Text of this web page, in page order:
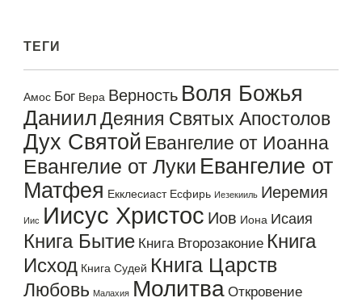
ТЕГИ
Амос Бог Вера Верность Воля Божья
ДаниилДеяния Святых Апостолов
Дух Святой Евангелие от Иоанна
Евангелие от Луки Евангелие от
Матфея Екклесиаст Есфирь Иезекииль Иеремия
Иис Иисус Христос Иов Иона Исаия
Книга Бытие Книга Второзаконие Книга
Исход Книга Судей Книга Царств
Любовь Малахия Молитва Откровение